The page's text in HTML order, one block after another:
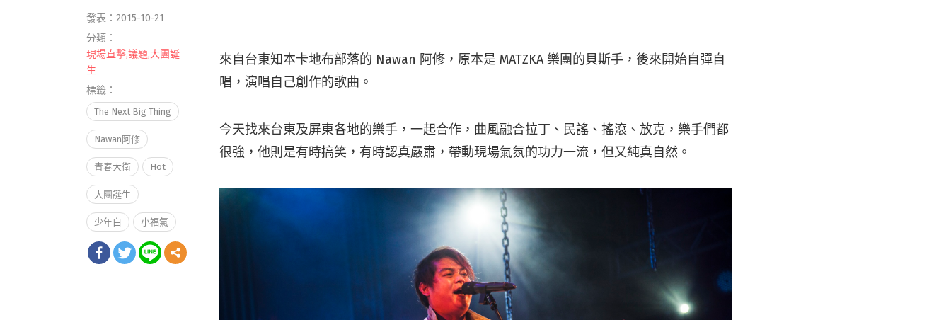
來自台東知本卡地布部落的 Nawan 阿修，原本是 MATZKA 樂團的貝斯手，後來開始自彈自
唱，演唱自己創作的歌曲。
今天找來台東及屏東各地的樂手，一起合作，曲風融合拉丁、民謠、搖滾、放克，樂手們都
很強，他則是有時搞笑，有時認真嚴肅，帶動現場氣氛的功力一流，但又純真自然。
發表：2015-10-21
分類：
現場直擊,議題,大團誕
生
標籤：
The Next Big Thing
Nawan阿修
青春大衛 Hot
大團誕生
少年白 小福氣